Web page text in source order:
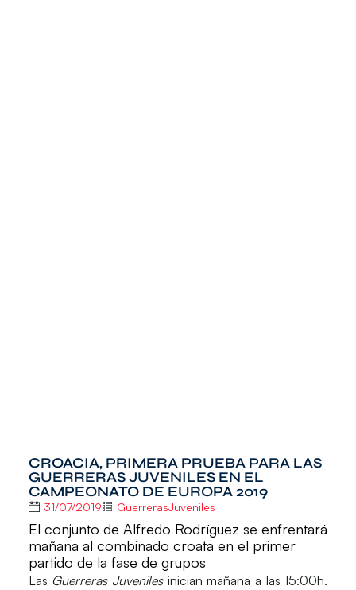
CROACIA, PRIMERA PRUEBA PARA LAS
GUERRERAS JUVENILES EN EL
CAMPEONATO DE EUROPA 2019
31/07/2019 GuerrerasJuveniles
El conjunto de Alfredo Rodríguez se enfrentará
mañana al combinado croata en el primer
partido de la fase de grupos
Las Guerreras Juvenilesinician mañana a las 15:00h.